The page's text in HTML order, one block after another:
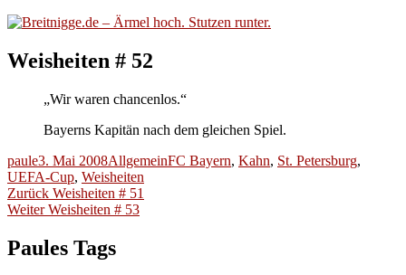
Weisheiten # 52
„Wir waren chancenlos.“
Bayerns Kapitän nach dem gleichen Spiel.
Autor
pauleVeröffentlicht
am
3. Mai 2008Kategorien
AllgemeinSchlagwörter
FC Bayern, Kahn, St. Petersburg,
UEFA-Cup, Weisheiten
Beitragsnavigation
Zurück Vorheriger
Beitrag:
Weisheiten # 51
Weiter Nächster
Weisheiten # 53
Paules Tags